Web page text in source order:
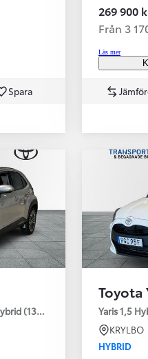
Spara
269 900
Från 3
Läs mer
(130HK) Style V-hjul
Toyota
Yaris 1,5
KRYLBO
HYBRID